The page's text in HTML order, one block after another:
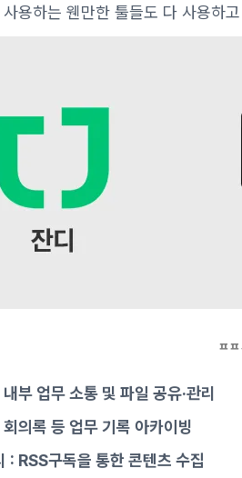
용하는 웬만한 툴들도 다 사용하
ㅍ
부 업무 소통 및 파일 공유·관리
의록 등 업무 기록 아카이빙
: RSS구독을 통한 콘텐츠 수집